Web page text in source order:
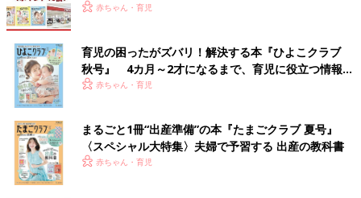
赤ちゃん・育児
育児の困ったがズバリ！解決する本『ひよこクラブ
秋号』 4カ月～2才になるまで、育児に役立つ情報が
いっぱい！
赤ちゃん・育児
まるごと1冊“出産準備”の本『たまごクラブ 夏号』
〈スペシャル大特集〉夫婦で予習する 出産の教科書
赤ちゃん・育児